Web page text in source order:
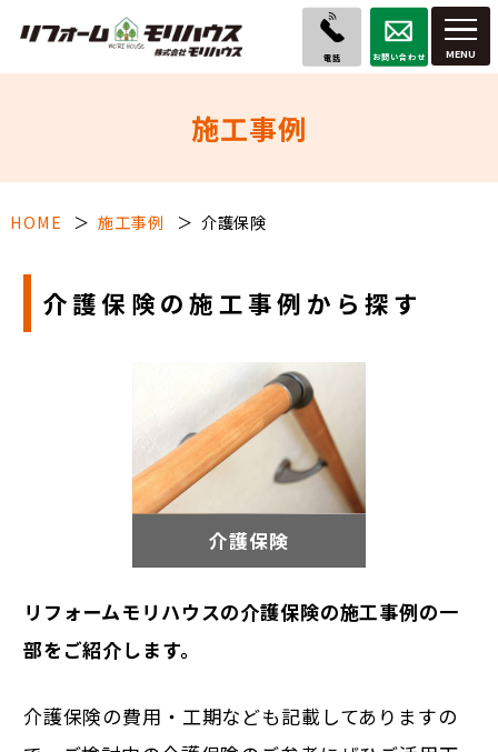
電話 お問い合わせ
施工事例
HOME 施工事例 介護保険
介護保険の施工事例から探す
介護保険
リフォームモリハウスの介護保険の施工事例の一
部をご紹介します。
介護保険の費用・工期なども記載してありますの